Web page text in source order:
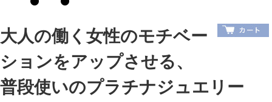
大人の働く女性のモチベー
ションをアップさせる、
普段使いのプラチナジュエリー